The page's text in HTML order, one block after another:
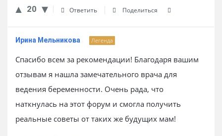
20 Ответить Поделиться
Ирина Мельникова Легенда
Спасибо всем за рекомендации! Благодаря вашим
отзывам я нашла замечательного врача для
ведения беременности. Очень рада, что
наткнулась на этот форум и смогла получить
реальные советы от таких же будущих мам!